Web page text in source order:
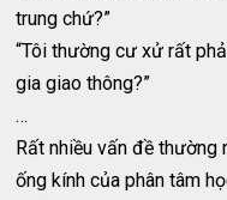
trung chứ?”
“Tôi thường cư xử rất
gia giao thông?”
…
Rất nhiều vấn đề
ống kính của phân tâm